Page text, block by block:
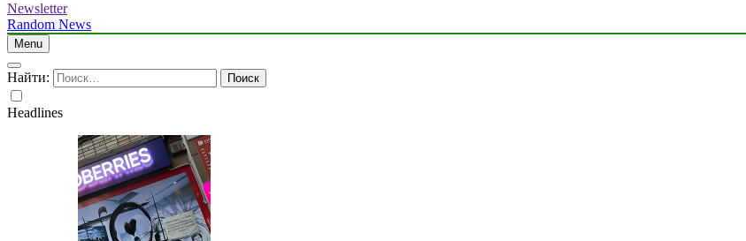
Newsletter
Random News
Menu
Найти:
Headlines